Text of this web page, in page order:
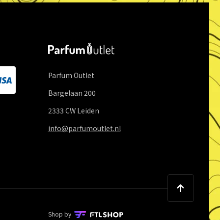
Parfum Outlet
Bargelaan 200
2333 CW Leiden
info@parfumoutlet.nl
Shop by